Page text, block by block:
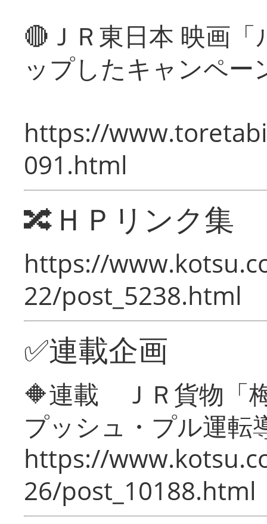
🔴ＪＲ東日本 映画
ップしたキャンペー
https://
091.html
🔀ＨＰリンク集
https://
22/post_5238.html
✅連載企画
🔶連載 ＪＲ貨物「
プッシュ・プル運転
https://
26/post_10188.html